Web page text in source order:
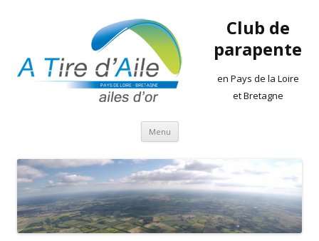
Club de
parapente
en Pays de la Loire
et Bretagne
Menu Aller
contenu